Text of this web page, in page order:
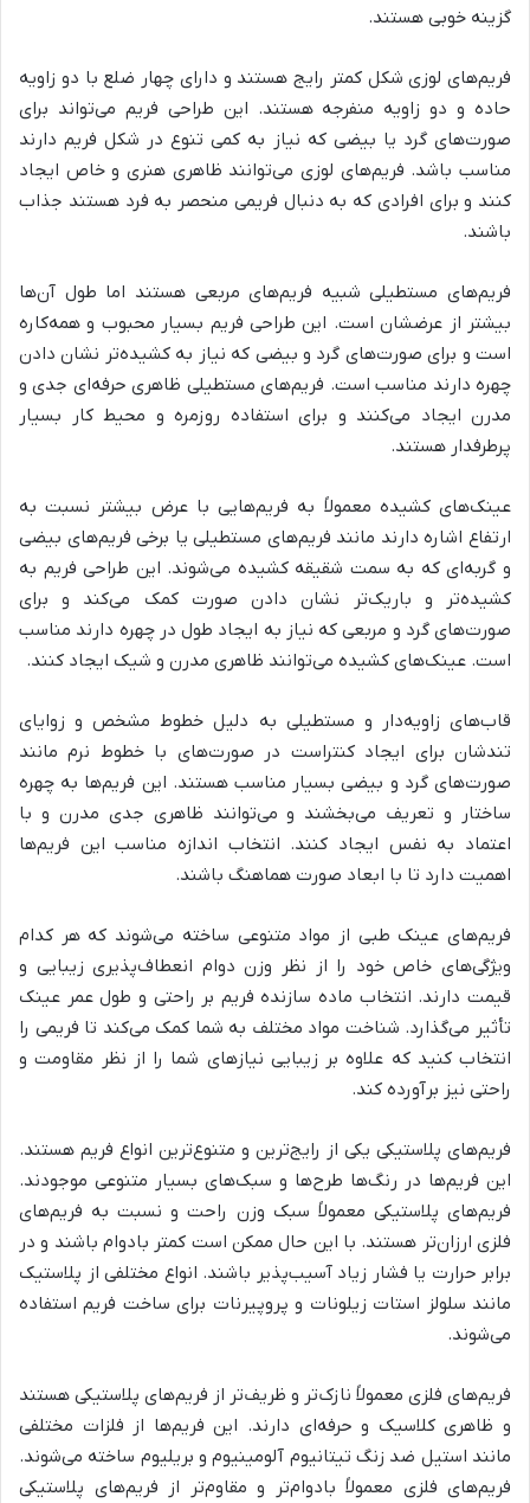
گزینه خوبی هستند.
فریم‌های لوزی شکل کمتر رایج هستند و دارای چهار ضلع با دو زاویه
حاده و دو زاویه منفرجه هستند. این طراحی فریم می‌تواند برای
صورت‌های گرد یا بیضی که نیاز به کمی تنوع در شکل فریم دارند
مناسب باشد. فریم‌های لوزی می‌توانند ظاهری هنری و خاص ایجاد
کنند و برای افرادی که به دنبال فریمی منحصر به فرد هستند جذاب
باشند.
فریم‌های مستطیلی شبیه فریم‌های مربعی هستند اما طول آن‌ها
بیشتر از عرضشان است. این طراحی فریم بسیار محبوب و همه‌کاره
است و برای صورت‌های گرد و بیضی که نیاز به کشیده‌تر نشان دادن
چهره دارند مناسب است. فریم‌های مستطیلی ظاهری حرفه‌ای جدی و
مدرن ایجاد می‌کنند و برای استفاده روزمره و محیط کار بسیار
پرطرفدار هستند.
عینک‌های کشیده معمولاً به فریم‌هایی با عرض بیشتر نسبت به
ارتفاع اشاره دارند مانند فریم‌های مستطیلی یا برخی فریم‌های بیضی
و گربه‌ای که به سمت شقیقه کشیده می‌شوند. این طراحی فریم به
کشیده‌تر و باریک‌تر نشان دادن صورت کمک می‌کند و برای
صورت‌های گرد و مربعی که نیاز به ایجاد طول در چهره دارند مناسب
است. عینک‌های کشیده می‌توانند ظاهری مدرن و شیک ایجاد کنند.
قاب‌های زاویه‌دار و مستطیلی به دلیل خطوط مشخص و زوایای
تندشان برای ایجاد کنتراست در صورت‌های با خطوط نرم مانند
صورت‌های گرد و بیضی بسیار مناسب هستند. این فریم‌ها به چهره
ساختار و تعریف می‌بخشند و می‌توانند ظاهری جدی مدرن و با
اعتماد به نفس ایجاد کنند. انتخاب اندازه مناسب این فریم‌ها
اهمیت دارد تا با ابعاد صورت هماهنگ باشند.
فریم‌های عینک طبی از مواد متنوعی ساخته می‌شوند که هر کدام
ویژگی‌های خاص خود را از نظر وزن دوام انعطاف‌پذیری زیبایی و
قیمت دارند. انتخاب ماده سازنده فریم بر راحتی و طول عمر عینک
تأثیر می‌گذارد. شناخت مواد مختلف به شما کمک می‌کند تا فریمی را
انتخاب کنید که علاوه بر زیبایی نیازهای شما را از نظر مقاومت و
راحتی نیز برآورده کند.
فریم‌های پلاستیکی یکی از رایج‌ترین و متنوع‌ترین انواع فریم هستند.
این فریم‌ها در رنگ‌ها طرح‌ها و سبک‌های بسیار متنوعی موجودند.
فریم‌های پلاستیکی معمولاً سبک وزن راحت و نسبت به فریم‌های
فلزی ارزان‌تر هستند. با این حال ممکن است کمتر بادوام باشند و در
برابر حرارت یا فشار زیاد آسیب‌پذیر باشند. انواع مختلفی از پلاستیک
مانند سلولز استات زیلونات و پروپیرنات برای ساخت فریم استفاده
می‌شوند.
فریم‌های فلزی معمولاً نازک‌تر و ظریف‌تر از فریم‌های پلاستیکی هستند
و ظاهری کلاسیک و حرفه‌ای دارند. این فریم‌ها از فلزات مختلفی
مانند استیل ضد زنگ تیتانیوم آلومینیوم و بریلیوم ساخته می‌شوند.
فریم‌های فلزی معمولاً بادوام‌تر و مقاوم‌تر از فریم‌های پلاستیکی